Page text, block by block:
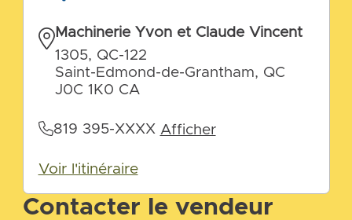
Contacter le vendeur
Machinerie Yvon et Claude Vincent
1305, QC-122
Saint-Edmond-de-Grantham, QC
J0C 1K0 CA
819 395-XXXX Afficher
Voir l'itinéraire